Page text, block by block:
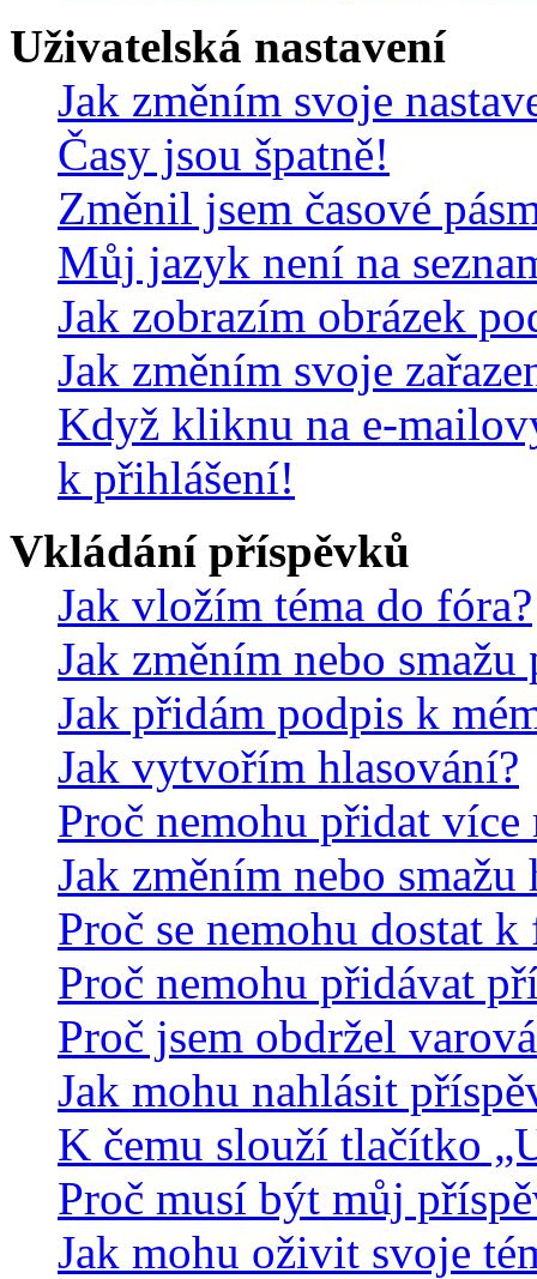
Uživatelská nastavení
Jak změním svoje
Časy jsou špatně!
Změnil jsem časové
Můj jazyk není na
Jak zobrazím obrázek
Jak změním svoje
Když kliknu na e-
k přihlášení!
Vkládání příspěvků
Jak vložím téma do fóra?
Jak změním nebo smažu
Jak přidám podpis k
Jak vytvořím hlasování?
Proč nemohu přidat
Jak změním nebo smažu
Proč se nemohu dostat k
Proč nemohu přidávat
Proč jsem obdržel
Jak mohu nahlásit
K čemu slouží tlačítko
Proč musí být můj
Jak mohu oživit svoje